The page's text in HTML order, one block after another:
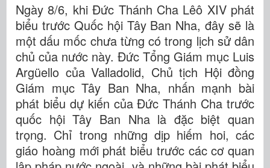
Ngày 8/6, khi Đức Thánh Cha Lêô XIV phát
biểu trước Quốc hội Tây Ban Nha, đây sẽ là
một dấu mốc chưa từng có trong lịch sử dân
chủ của nước này. Đức Tổng Giám mục Luis
Argüello của Valladolid, Chủ tịch Hội đồng
Giám mục Tây Ban Nha, nhấn mạnh bài
phát biểu dự kiến ​​của Đức Thánh Cha trước
quốc hội Tây Ban Nha là đặc biệt quan
trọng. Chỉ trong những dịp hiếm hoi, các
giáo hoàng mới phát biểu trước các cơ quan